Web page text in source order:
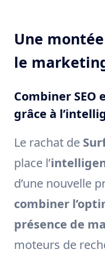
Une
le
Combiner
grâce à
Le rachat de
place l’
d’une nouvelle
combiner
présence de
moteurs de